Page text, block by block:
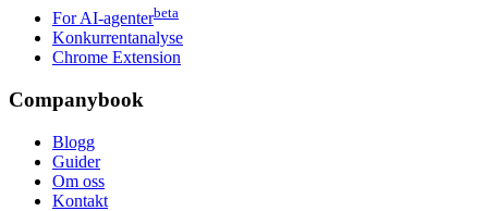
For AI-agenterbeta
Konkurrentanalyse
Chrome Extension
Companybook
Blogg
Guider
Om oss
Kontakt